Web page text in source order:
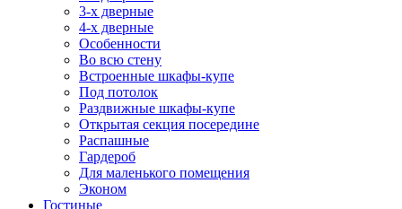
3-х дверные
4-х дверные
Особенности
Во всю стену
Встроенные шкафы-купе
Под потолок
Раздвижные шкафы-купе
Открытая секция посередине
Распашные
Гардероб
Для маленького помещения
Эконом
Гостиные